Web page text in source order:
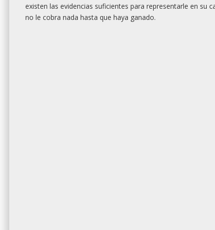
existen las evidencias suficientes para representarle en su
no le cobra nada hasta que haya ganado.